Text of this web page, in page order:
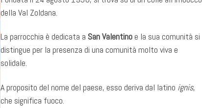
della Val Zoldana.
La parrocchia è dedicata a San Valentinoe la sua comunità si
distingue per la presenza di una comunità molto viva e
solidale.
A proposito del nome del paese, esso deriva dal latino ignis,
che significa fuoco.